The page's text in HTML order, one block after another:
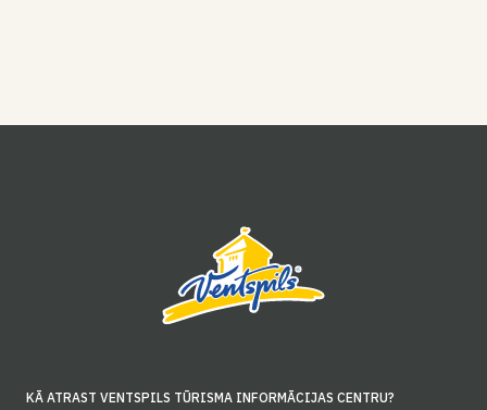
KĀ ATRAST VENTSPILS TŪRISMA INFORMĀCIJAS CENTRU?